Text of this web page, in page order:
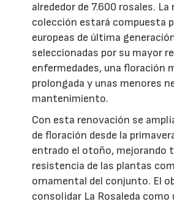
alrededor de 7.600 rosales. La
colección estará compuesta
europeas de última
seleccionadas por su mayor
enfermedades, una floración
prolongada y unas menores
mantenimiento.
Con esta renovación se
de floración desde la
entrado el otoño, mejorando
resistencia de las plantas
ornamental del conjunto. El
consolidar La Rosaleda